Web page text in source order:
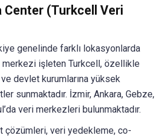
Center (Turkcell Veri
genelinde farklı lokasyonlarda
işleten Turkcell, özellikle
devlet kurumlarına yüksek
sunmaktadır. İzmir, Ankara, Gebze,
veri merkezleri bulunmaktadır.
çözümleri, veri yedekleme, co-